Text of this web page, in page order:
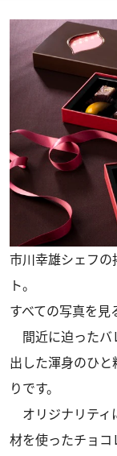
市川幸雄シェフ
ト。
すべての写真を見
間近に迫ったバ
出した渾身のひ
りです。
オリジナリティ
材を使ったチョコ